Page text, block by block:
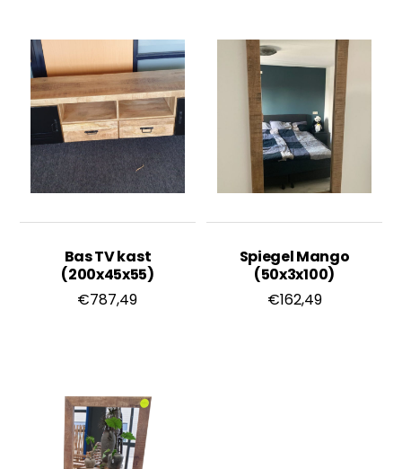
Bas TV kast
(200x45x55)
€787,49
Spiegel Mango
(50x3x100)
€162,49